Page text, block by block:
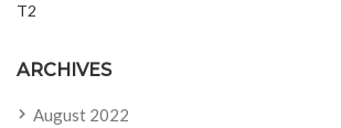
T2
ARCHIVES
August 2022